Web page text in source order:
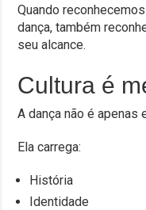
Quando
dança, também
seu alcance.
Cultura é
A dança não é apenas
Ela carrega:
História
Identidade